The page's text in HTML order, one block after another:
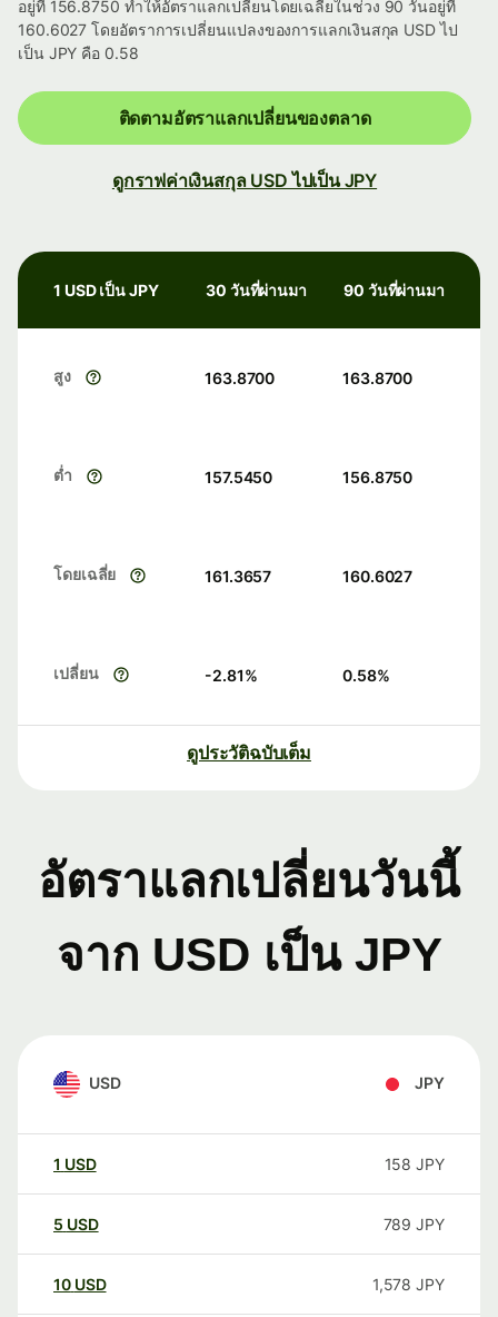
อยู่ที่ 156.8750 ทำให้อัตราแลกเปลี่ยนโดยเฉลี่ยในช่วง 90 วันอยู่ที่
160.6027 โดยอัตราการเปลี่ยนแปลงของการแลกเงินสกุล USD ไป
เป็น JPY คือ 0.58
ติดตามอัตราแลกเปลี่ยนของตลาด
ดูกราฟค่าเงินสกุล USD ไปเป็น JPY
1 USD เป็น JPY 30 วันที่ผ่านมา 90 วันที่ผ่านมา
สูง 163.8700 163.8700
ต่ำ 157.5450 156.8750
โดยเฉลี่ย 161.3657 160.6027
เปลี่ยน -2.81% 0.58%
ดูประวัติฉบับเต็ม
อัตราแลกเปลี่ยนวันนี้
จาก USD เป็น JPY
USD JPY
1 USD 158 JPY
5 USD 789 JPY
10 USD 1,578 JPY